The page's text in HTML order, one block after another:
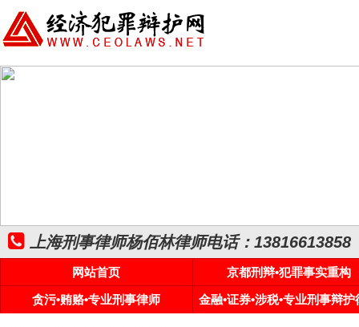
上海刑事律师杨佰林律师电话：13816613858
网站首页
京都刑辩•犯罪事实重构
贪污•贿赂•专业刑事律师
金融•证券•涉税•专业刑事辩护